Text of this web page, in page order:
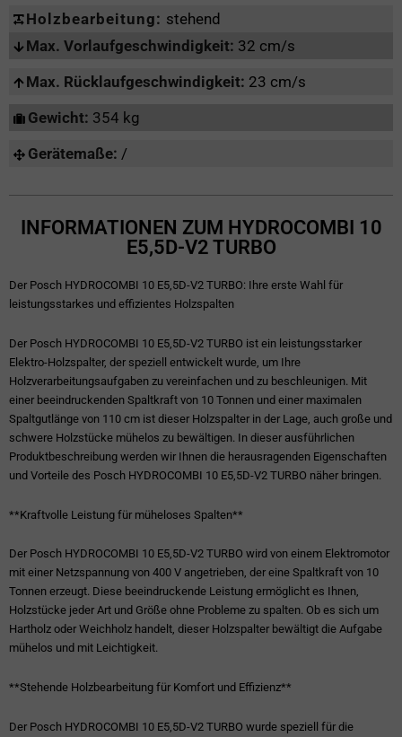
Holzbearbeitung: stehend
Max. Vorlaufgeschwindigkeit: 32 cm/s
Max. Rücklaufgeschwindigkeit: 23 cm/s
Gewicht: 354 kg
Gerätemaße: /
INFORMATIONEN ZUM HYDROCOMBI 10
E5,5D-V2 TURBO
Der Posch HYDROCOMBI 10 E5,5D-V2 TURBO: Ihre erste Wahl für
leistungsstarkes und effizientes Holzspalten
Der Posch HYDROCOMBI 10 E5,5D-V2 TURBO ist ein leistungsstarker
Elektro-Holzspalter, der speziell entwickelt wurde, um Ihre
Holzverarbeitungsaufgaben zu vereinfachen und zu beschleunigen. Mit
einer beeindruckenden Spaltkraft von 10 Tonnen und einer maximalen
Spaltgutlänge von 110 cm ist dieser Holzspalter in der Lage, auch große und
schwere Holzstücke mühelos zu bewältigen. In dieser ausführlichen
Produktbeschreibung werden wir Ihnen die herausragenden Eigenschaften
und Vorteile des Posch HYDROCOMBI 10 E5,5D-V2 TURBO näher bringen.
**Kraftvolle Leistung für müheloses Spalten**
Der Posch HYDROCOMBI 10 E5,5D-V2 TURBO wird von einem Elektromotor
mit einer Netzspannung von 400 V angetrieben, der eine Spaltkraft von 10
Tonnen erzeugt. Diese beeindruckende Leistung ermöglicht es Ihnen,
Holzstücke jeder Art und Größe ohne Probleme zu spalten. Ob es sich um
Hartholz oder Weichholz handelt, dieser Holzspalter bewältigt die Aufgabe
mühelos und mit Leichtigkeit.
**Stehende Holzbearbeitung für Komfort und Effizienz**
Der Posch HYDROCOMBI 10 E5,5D-V2 TURBO wurde speziell für die